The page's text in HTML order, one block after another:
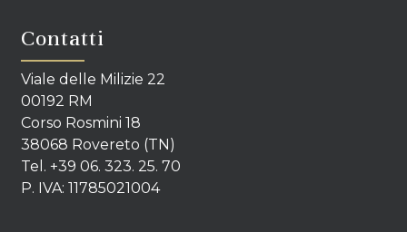
Contatti
Viale delle Milizie 22
00192 RM
Corso Rosmini 18
38068 Rovereto (TN)
Tel. +39 06. 323. 25. 70
P. IVA: 11785021004